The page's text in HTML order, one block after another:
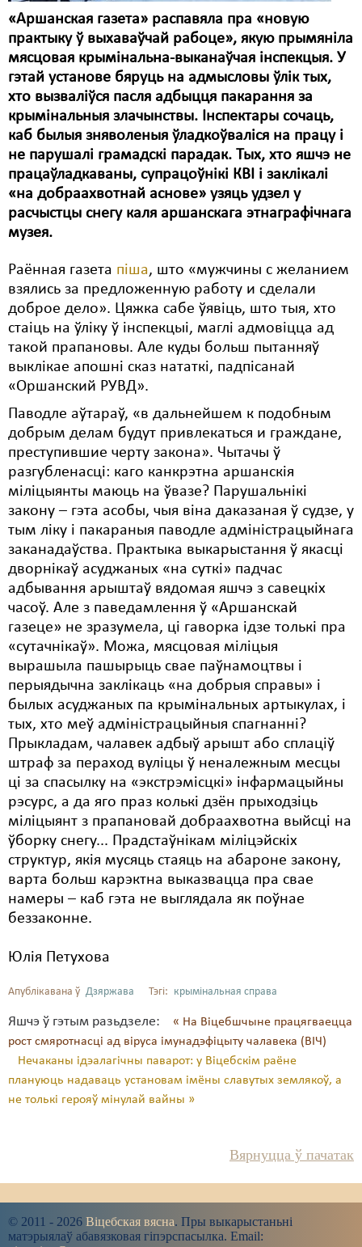
«Аршанская газета» распавяла пра «новую
практыку ў выхаваўчай рабоце», якую прымяніла
мясцовая крымінальна-выканаўчая інспекцыя. У
гэтай установе бяруць на адмысловы ўлік тых,
хто вызваліўся пасля адбыцця пакарання за
крымінальныя злачынствы. Інспектары сочаць,
каб былыя зняволеныя ўладкоўваліся на працу і
не парушалі грамадскі парадак. Тых, хто яшчэ не
працаўладкаваны, супрацоўнікі КВІ і заклікалі
«на добраахвотнай аснове» узяць удзел у
расчыстцы снегу каля аршанскага этнаграфічнага
музея.
Раённая газета піша, што «мужчины с желанием
взялись за предложенную работу и сделали
доброе дело». Цяжка сабе ўявіць, што тыя, хто
стаіць на ўліку ў інспекцыі, маглі адмовіцца ад
такой прапановы. Але куды больш пытанняў
выклікае апошні сказ нататкі, падпісанай
«Оршанский РУВД».
Паводле аўтараў, «в дальнейшем к подобным
добрым делам будут привлекаться и граждане,
преступившие черту закона». Чытачы ў
разгубленасці: каго канкрэтна аршанскія
міліцыянты маюць на ўвазе? Парушальнікі
закону – гэта асобы, чыя віна даказаная ў судзе, у
тым ліку і пакараныя паводле адміністрацыйнага
заканадаўства. Практыка выкарыстання ў якасці
дворнікаў асуджаных «на суткі» падчас
адбывання арыштаў вядомая яшчэ з савецкіх
часоў. Але з паведамлення ў «Аршанскай
газеце» не зразумела, ці гаворка ідзе толькі пра
«сутачнікаў». Можа, мясцовая міліцыя
вырашыла пашырыць свае паўнамоцтвы і
перыядычна заклікаць «на добрыя справы» і
былых асуджаных па крымінальных артыкулах, і
тых, хто меў адміністрацыйныя спагнанні?
Прыкладам, чалавек адбыў арышт або сплаціў
штраф за пераход вуліцы ў неналежным месцы
ці за спасылку на «экстрэмісцкі» інфармацыйны
рэсурс, а да яго праз колькі дзён прыходзіць
міліцыянт з прапановай добраахвотна выйсці на
ўборку снегу... Прадстаўнікам міліцэйскіх
структур, якія мусяць стаяць на абароне закону,
варта больш карэктна выказвацца пра свае
намеры – каб гэта не выглядала як поўнае
беззаконне.
Юлія Петухова
Апублікавана ў Дзяржава Тэгі: крымінальная справа
Яшчэ ў гэтым разьдзеле:
« На Віцебшчыне працягваецца
рост смяротнасці ад віруса імунадэфіцыту чалавека (ВІЧ)
Нечаканы ідэалагічны паварот: у Віцебскім раёне
плануюць надаваць установам імёны славутых землякоў, а
не толькі герояў мінулай вайны »
Вярнуцца ў пачатак
© 2011 - 2026 Віцебская вясна. Пры выкарыстаньні
матэрыялаў абавязковая гіпэрспасылка. Email:
Праваабаронцы
Правы дзіцяці
Пэнітэнцыярная сыстэма
Распальваньне варожасьці
Рознае
Свабода слова
Свабода сумленьня
Сьмяротнае пакараньне
Экалёгія
Правы працоўных
Сацыяльныя правы